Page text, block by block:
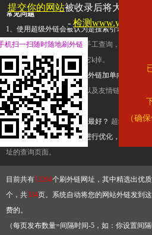
常见问题
1、使用超级外链会被认为是搜索引擎优化作
查询工具，模拟的是正常手工查询，不是作
推广竞争对手的网址，让它k掉。
2、网站优化单纯依靠超级外链加单向链接可行
链，需要结合普通的外链以及友情链接，您
台交换友情链接。
3、如何使用超级外链效果最好？ 超级外链不
有频繁使用超级外链工具进行优化，才能获得
址的查询页面。
目前共有13264个刷外链网址，其中精选出优
个，共334页。系统自动将您的网站外链发到
费的。
（每页发布数量=间隔时间-5，如：你设置间
提交你的网站被收录后将大幅提升
- 检测
（确
机扫一扫随时随地刷外链